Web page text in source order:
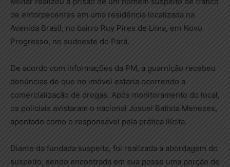
de entorpecentes em uma residência localizada na
Avenida Brasil, no bairro Ruy Pires de Lima, em Novo
Progresso, no sudoeste do Pará.
De acordo com informações da PM, a guarnição recebeu
denúncias de que no imóvel estaria ocorrendo a
comercialização de drogas. Após monitoramento do local,
os policiais avistaram o nacional Josuel Batista Menezes,
apontado como o responsável pela prática ilícita.
Diante da fundada suspeita, foi realizada a abordagem do
suspeito, sendo encontrada em sua posse uma porção de